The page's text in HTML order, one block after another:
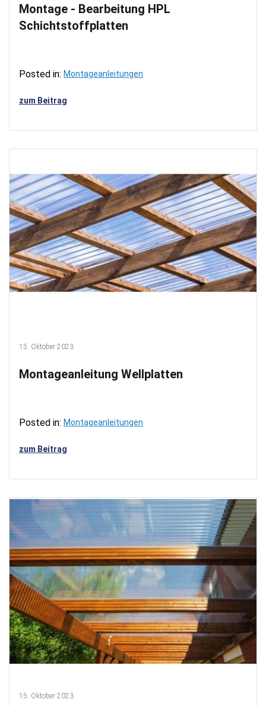
Montage - Bearbeitung HPL
Schichtstoffplatten
Posted in: Montageanleitungen
zum Beitrag
15. Oktober 2023
Montageanleitung Wellplatten
Posted in: Montageanleitungen
zum Beitrag
15. Oktober 2023